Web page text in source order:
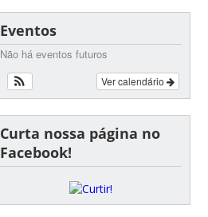
Eventos
Não há eventos futuros
Ver calendário
Curta nossa página no
Facebook!